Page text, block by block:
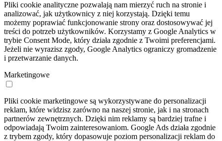
Pliki cookie analityczne pozwalają nam mierzyć ruch na stronie i
analizować, jak użytkownicy z niej korzystają. Dzięki temu
możemy poprawiać funkcjonowanie strony oraz dostosowywać jej
treści do potrzeb użytkowników. Korzystamy z Google Analytics w
trybie Consent Mode, który działa zgodnie z Twoimi preferencjami.
Jeżeli nie wyrazisz zgody, Google Analytics ograniczy gromadzenie
i przetwarzanie danych.
Marketingowe
Pliki cookie marketingowe są wykorzystywane do personalizacji
reklam, które widzisz zarówno na naszej stronie, jak i na stronach
partnerów zewnętrznych. Dzięki nim reklamy są bardziej trafne i
odpowiadają Twoim zainteresowaniom. Google Ads działa zgodnie
z trybem zgody, który dopasowuje poziom personalizacji reklam do